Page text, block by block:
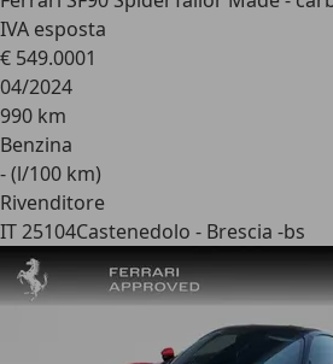
IVA esposta
€ 549.0001
04/2024
990 km
Benzina
- (l/100 km)
Rivenditore
IT 25104Castenedolo - Brescia -bs